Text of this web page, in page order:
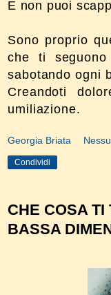
E non puoi
Sono proprio
che ti
sabotando ogni
Creandoti
umiliazione.
Georgia Briata
Condividi
CHE COSA TI
BASSA